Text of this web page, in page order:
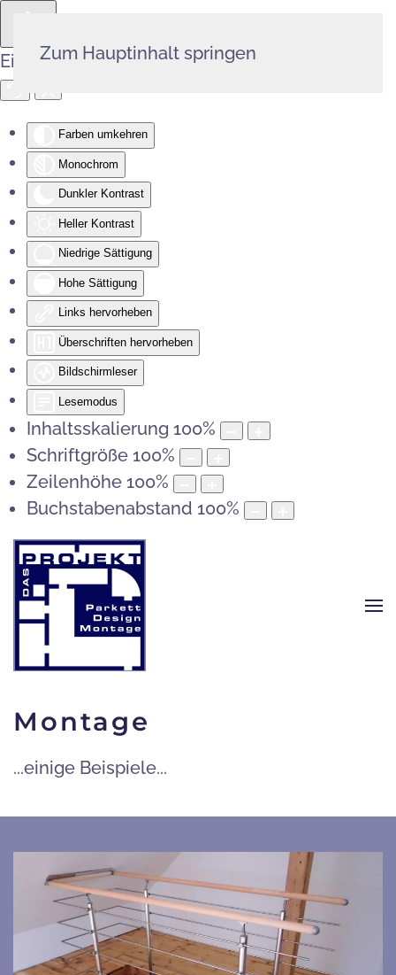
Eingabehilfen öffnen
Farben umkehren
Monochrom
Dunkler Kontrast
Heller Kontrast
Niedrige Sättigung
Hohe Sättigung
Links hervorheben
Überschriften hervorheben
Bildschirmleser
Lesemodus
Inhaltsskalierung 100%
Schriftgröße 100%
Zeilenhöhe 100%
Buchstabenabstand 100%
Zum Hauptinhalt springen
Montage
...einige Beispiele...